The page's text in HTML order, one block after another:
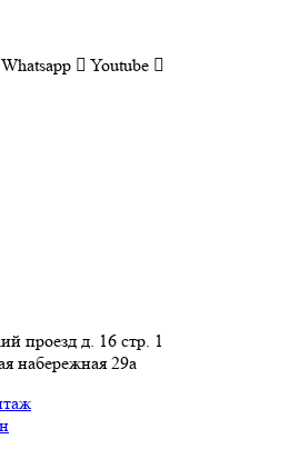
Whatsapp Youtube
проезд д. 16 стр. 1
набережная 29а